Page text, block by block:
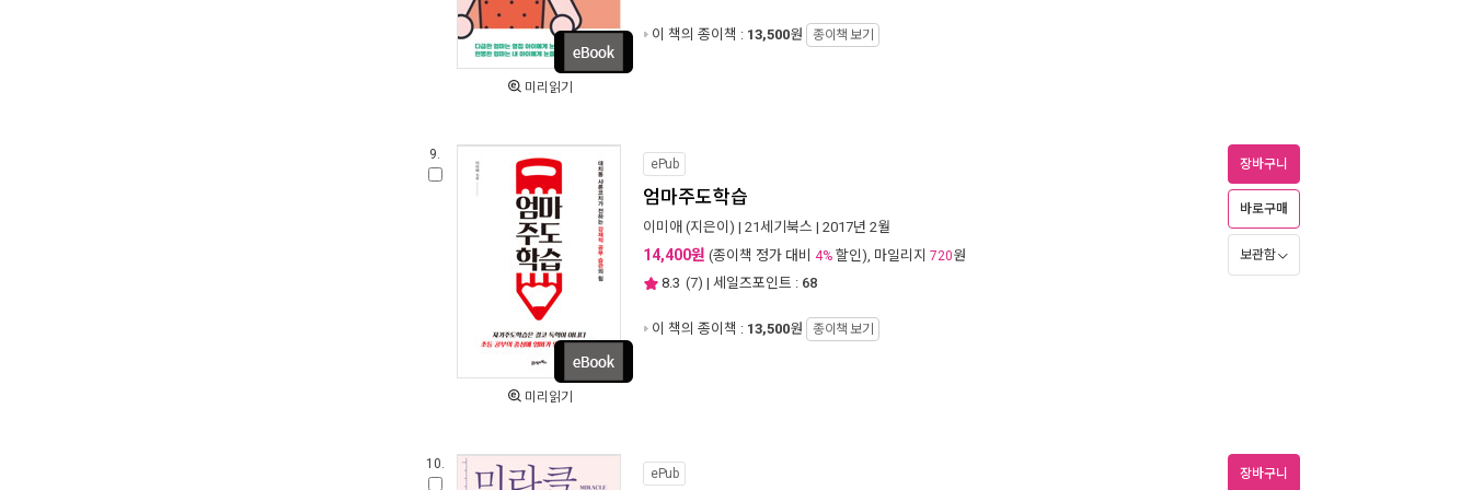
미리읽기
이 책의 종이책 : 13,500원 종이책 보기
9.
미리읽기
ePub
엄마주도학습
이미애 (지은이) | 21세기북스 | 2017년 2월
14,400원 (종이책 정가 대비 4% 할인), 마일리지 720원
8.3 (7) | 세일즈포인트 : 68
이 책의 종이책 : 13,500원 종이책 보기
장바구니
바로구매
보관함
10.
ePub 장바구니